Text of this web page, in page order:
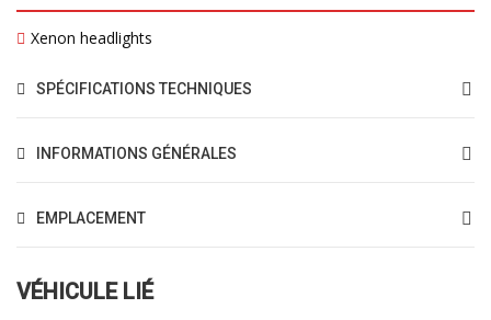
Xenon headlights
SPÉCIFICATIONS TECHNIQUES
INFORMATIONS GÉNÉRALES
EMPLACEMENT
VÉHICULE LIÉ